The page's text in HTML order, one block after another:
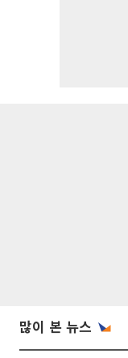
많이 본 뉴스